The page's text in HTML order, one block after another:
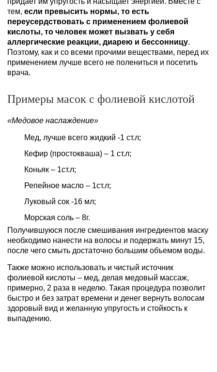
тем, если превысить нормы, то есть
переусердствовать с применением фолиевой
кислоты, то человек может вызвать у себя
аллергические реакции, диарею и бессонницу.
Поэтому, как и со всеми прочими веществами, перед их
применением лучше всего не полениться и посетить
врача.
Примеры масок с фолиевой кислотой
«Медовое наслаждение»
Мед, лучше всего жидкий -1 ст.л;
Кефир (простокваша) – 1 ст.л;
Коньяк – 1ст.л;
Репейное масло – 1ст.л;
Луковый сок -16 мл;
Морская соль – 8г.
Получившуюся после смешивания ингредиентов маску
необходимо нанести на волосы и подержать минут 15,
после чего смыть достаточно большим объемом воды.
Также можно использовать и чистый источник
фолиевой кислоты – мед, делая медовый массаж,
примерно, 2 раза в неделю. Такая процедура позволит
быстро и без затрат времени и денег вернуть волосам
здоровый вид и желанную упругость и стойкость к
выпадению.